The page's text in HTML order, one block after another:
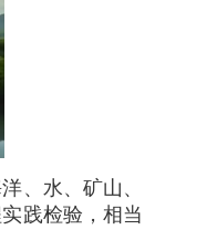
、水、矿山、
践检验，相当